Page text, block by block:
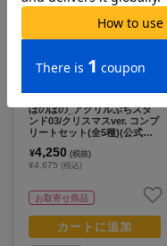
ぼのぼの_アクリルぷちスタ
ンド03/クリスマスver. コンプ
リートセット(全5種)(公式イ
／5個入り】
¥4,250 (税抜)
¥4,675 (税込)
お取寄せ商品
カートに追加